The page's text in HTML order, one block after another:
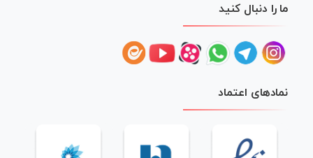
ما را دنبال کنید
نمادهای اعتماد